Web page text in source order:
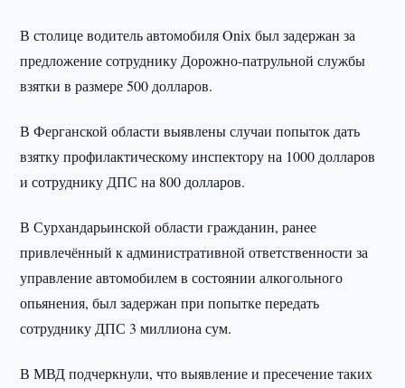
В столице водитель автомобиля Onix был задержан за
предложение сотруднику Дорожно-патрульной службы
взятки в размере 500 долларов.
В Ферганской области выявлены случаи попыток дать
взятку профилактическому инспектору на 1000 долларов
и сотруднику ДПС на 800 долларов.
В Сурхандарьинской области гражданин, ранее
привлечённый к административной ответственности за
управление автомобилем в состоянии алкогольного
опьянения, был задержан при попытке передать
сотруднику ДПС 3 миллиона сум.
В МВД подчеркнули, что выявление и пресечение таких